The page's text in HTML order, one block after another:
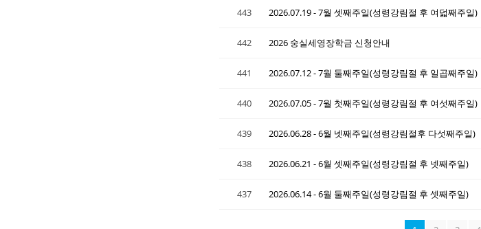
443 2026.07.19 - 7월 셋째주일(성령강림절 후 여덟째주일)
442 2026 숭실세영장학금 신청안내
441 2026.07.12 - 7월 둘째주일(성령강림절 후 일곱째주일)
440 2026.07.05 - 7월 첫째주일(성령강림절 후 여섯째주일)
439 2026.06.28 - 6월 넷째주일(성령강림절후 다섯째주일)
438 2026.06.21 - 6월 셋째주일(성령강림절 후 넷째주일)
437 2026.06.14 - 6월 둘째주일(성령강림절 후 셋째주일)